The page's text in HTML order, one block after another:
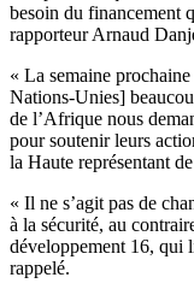
besoin du financement
rapporteur Arnaud
« La semaine
Nations-Unies]
de l’Afrique nous
pour soutenir leurs
la Haute représentant
« Il ne s’agit pas de
à la sécurité, au
développement 16, qui
rappelé.